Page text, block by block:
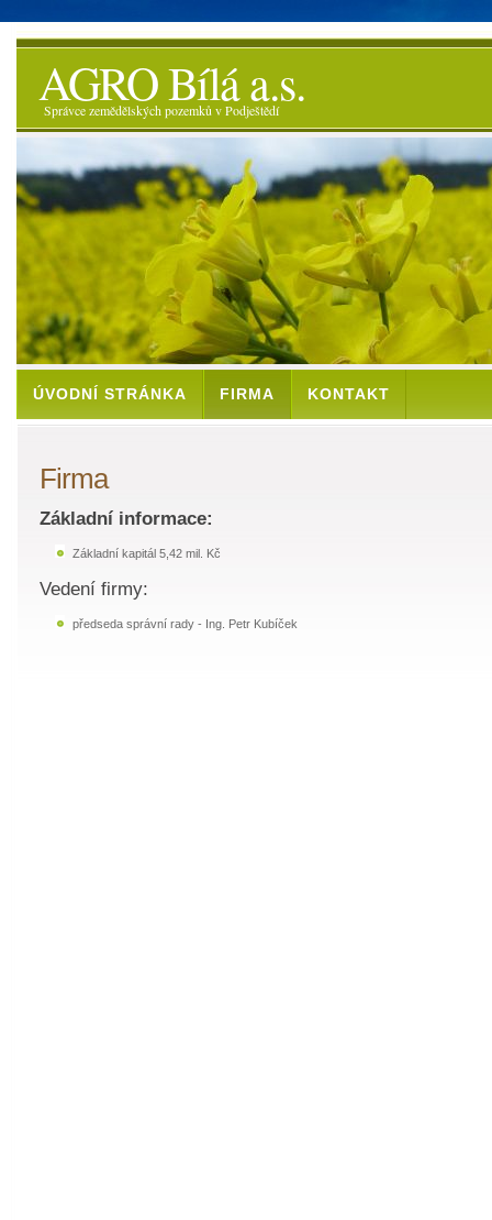
AGRO Bílá a.s.
Správce zemědělských pozemků v Podještědí
ÚVODNÍ STRÁNKA FIRMA KONTAKT
Firma
Základní informace:
Základní kapitál 5,42 mil. Kč
Vedení firmy:
předseda správní rady - Ing. Petr Kubíček